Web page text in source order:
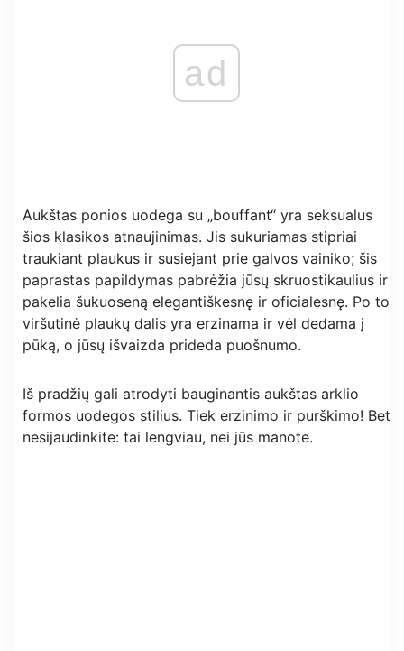
ad
Aukštas ponios uodega su „bouffant“ yra seksualus
šios klasikos atnaujinimas. Jis sukuriamas stipriai
traukiant plaukus ir susiejant prie galvos vainiko; šis
paprastas papildymas pabrėžia jūsų skruostikaulius ir
pakelia šukuoseną elegantiškesnę ir oficialesnę. Po to
viršutinė plaukų dalis yra erzinama ir vėl dedama į
pūką, o jūsų išvaizda prideda puošnumo.
Iš pradžių gali atrodyti bauginantis aukštas arklio
formos uodegos stilius. Tiek erzinimo ir purškimo! Bet
nesijaudinkite: tai lengviau, nei jūs manote.